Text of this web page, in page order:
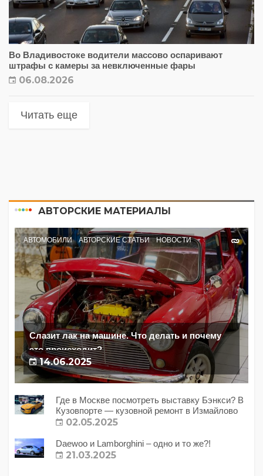
Во Владивостоке водители массово оспаривают
штрафы с камеры за невключенные фары
06.08.2026
Читать еще
АВТОРСКИЕ МАТЕРИАЛЫ
АВТОМОБИЛИ АВТОРСКИЕ СТАТЬИ НОВОСТИ
Слазит лак на машине. Что делать и почему
это происходит?
14.06.2025
Где в Москве посмотреть выставку Бэнкси? В
Кузовпорте — кузовной ремонт в Измайлово
02.05.2025
Daewoo и Lamborghini – одно и то же?!
21.03.2025